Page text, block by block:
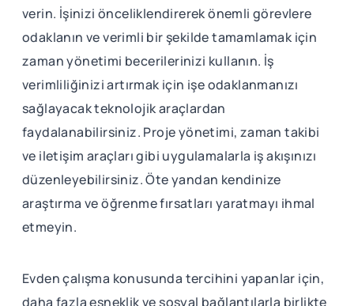
verin. İşinizi önceliklendirerek önemli görevlere
odaklanın ve verimli bir şekilde tamamlamak için
zaman yönetimi becerilerinizi kullanın. İş
verimliliğinizi artırmak için işe odaklanmanızı
sağlayacak teknolojik araçlardan
faydalanabilirsiniz. Proje yönetimi, zaman takibi
ve iletişim araçları gibi uygulamalarla iş akışınızı
düzenleyebilirsiniz. Öte yandan kendinize
araştırma ve öğrenme fırsatları yaratmayı ihmal
etmeyin.
Evden çalışma konusunda tercihini yapanlar için,
daha fazla esneklik ve sosyal bağlantılarla birlikte